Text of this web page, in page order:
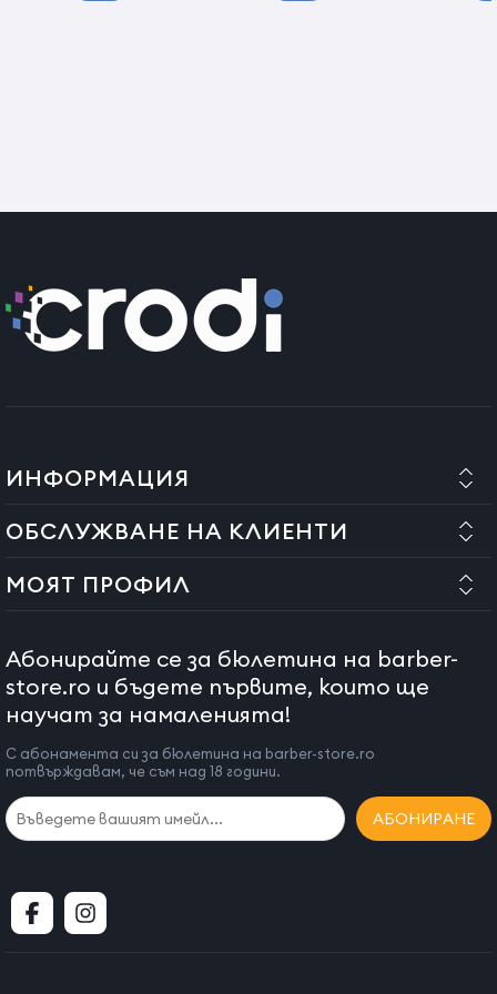
ИНФОРМАЦИЯ
ОБСЛУЖВАНЕ НА КЛИЕНТИ
МОЯТ ПРОФИЛ
Абонирайте се за бюлетина на barber-
store.ro и бъдете първите, които ще
научат за намаленията!
С абонамента си за бюлетина на barber-store.ro
потвърждавам, че съм над 18 години.
АБОНИРАНЕ